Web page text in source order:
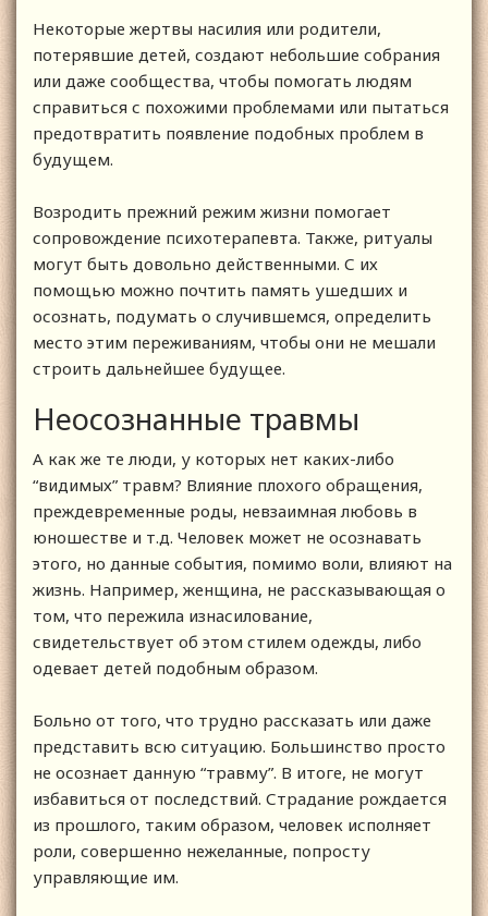
Некоторые жертвы насилия или родители,
потерявшие детей, создают небольшие собрания
или даже сообщества, чтобы помогать людям
справиться с похожими проблемами или пытаться
предотвратить появление подобных проблем в
будущем.
Возродить прежний режим жизни помогает
сопровождение психотерапевта. Также, ритуалы
могут быть довольно действенными. С их
помощью можно почтить память ушедших и
осознать, подумать о случившемся, определить
место этим переживаниям, чтобы они не мешали
строить дальнейшее будущее.
Неосознанные травмы
А как же те люди, у которых нет каких-либо
“видимых” травм? Влияние плохого обращения,
преждевременные роды, невзаимная любовь в
юношестве и т.д. Человек может не осознавать
этого, но данные события, помимо воли, влияют на
жизнь. Например, женщина, не рассказывающая о
том, что пережила изнасилование,
свидетельствует об этом стилем одежды, либо
одевает детей подобным образом.
Больно от того, что трудно рассказать или даже
представить всю ситуацию. Большинство просто
не осознает данную “травму”. В итоге, не могут
избавиться от последствий. Страдание рождается
из прошлого, таким образом, человек исполняет
роли, совершенно нежеланные, попросту
управляющие им.